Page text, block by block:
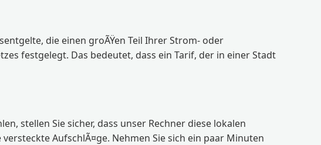
die einen groÃŸen Teil Ihrer Strom- oder
festgelegt. Das bedeutet, dass ein Tarif, der in einer Stadt
stellen Sie sicher, dass unser Rechner diese lokalen
AufschlÃ¤ge. Nehmen Sie sich ein paar Minuten